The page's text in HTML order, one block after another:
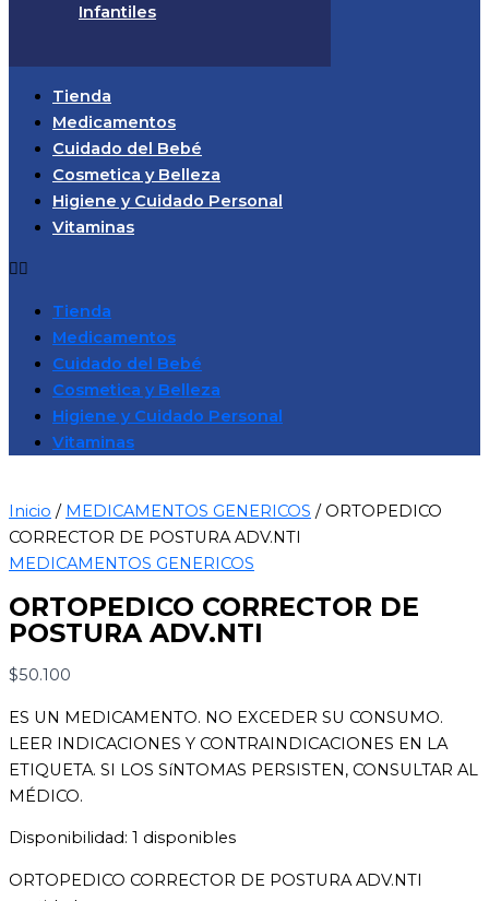
Infantiles
Tienda
Medicamentos
Cuidado del Bebé
Cosmetica y Belleza
Higiene y Cuidado Personal
Vitaminas
Tienda
Medicamentos
Cuidado del Bebé
Cosmetica y Belleza
Higiene y Cuidado Personal
Vitaminas
Inicio / MEDICAMENTOS GENERICOS / ORTOPEDICO
CORRECTOR DE POSTURA ADV.NTI
MEDICAMENTOS GENERICOS
ORTOPEDICO CORRECTOR DE
POSTURA ADV.NTI
$50.100
ES UN MEDICAMENTO. NO EXCEDER SU CONSUMO.
LEER INDICACIONES Y CONTRAINDICACIONES EN LA
ETIQUETA. SI LOS SíNTOMAS PERSISTEN, CONSULTAR AL
MÉDICO.
Disponibilidad: 1 disponibles
ORTOPEDICO CORRECTOR DE POSTURA ADV.NTI